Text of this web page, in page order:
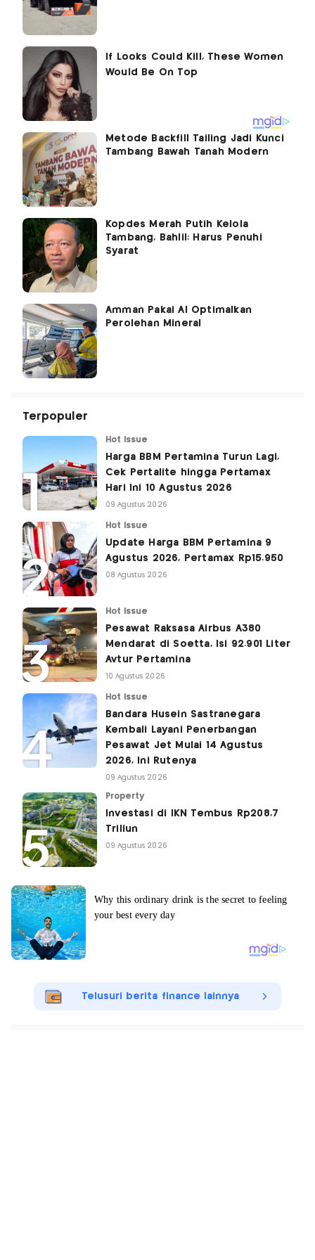
Metode Backfill Tailing Jadi Kunci
Tambang Bawah Tanah Modern
Kopdes Merah Putih Kelola
Tambang, Bahlil: Harus Penuhi
Syarat
Amman Pakai AI Optimalkan
Perolehan Mineral
Terpopuler
Hot Issue
Harga BBM Pertamina Turun Lagi,
Cek Pertalite hingga Pertamax
Hari Ini 10 Agustus 2026
09 Agustus 2026
Hot Issue
Update Harga BBM Pertamina 9
Agustus 2026, Pertamax Rp15.950
08 Agustus 2026
Hot Issue
Pesawat Raksasa Airbus A380
Mendarat di Soetta, Isi 92.901 Liter
Avtur Pertamina
10 Agustus 2026
Hot Issue
Bandara Husein Sastranegara
Kembali Layani Penerbangan
Pesawat Jet Mulai 14 Agustus
2026, Ini Rutenya
09 Agustus 2026
Property
Investasi di IKN Tembus Rp208,7
Triliun
09 Agustus 2026
Telusuri berita finance lainnya